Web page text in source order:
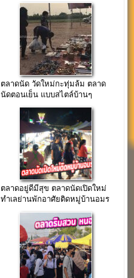
ตลาดนัด วัดใหม่กะทุ่มล้ม ตลาด
นัดตอนเย็น แบบสไตล์บ้านๆ
ตลาดอยู่ดีมีสุข ตลาดนัดเปิดใหม่
ทำเลย่านพักอาศัยติดหมู่บ้านอมร